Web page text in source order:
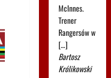
McInnes.
Trener
Rangersów w
[…]
Bartosz
Królikowski